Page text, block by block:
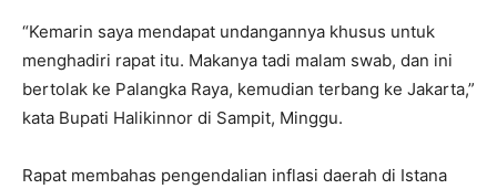
“Kemarin saya mendapat undangannya khusus untuk
menghadiri rapat itu. Makanya tadi malam swab, dan ini
bertolak ke Palangka Raya, kemudian terbang ke Jakarta,”
kata Bupati Halikinnor di Sampit, Minggu.
Rapat membahas pengendalian inflasi daerah di Istana